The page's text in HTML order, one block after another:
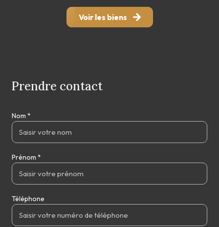
Voir les biens
Prendre contact
Nom *
Prénom *
Téléphone